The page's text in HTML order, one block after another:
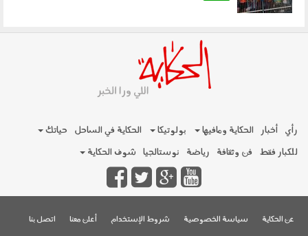
رأي أخبار الحكاية ومافيها بولوتيكا الحكاية في الساحل
حياتك
للكبار فقط فن وثقافة رياضة نوستالجيا شوف الحكاية
عن الحكاية سياسة الخصوصية شروط الإستخدام أعلن معنا اتصل بنا